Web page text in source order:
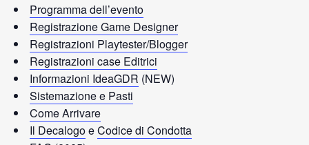
Programma dell’evento
Registrazione Game Designer
Registrazioni Playtester/Blogger
Registrazioni case Editrici
Informazioni IdeaGDR (NEW)
Sistemazione e Pasti
Come Arrivare
Il DecalogoeCodice di Condotta